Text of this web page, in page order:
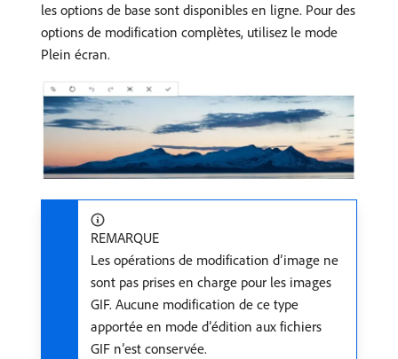
les options de base sont disponibles en ligne. Pour des
options de modification complètes, utilisez le mode
Plein écran.
REMARQUE
Les opérations de modification d’image ne
sont pas prises en charge pour les images
GIF. Aucune modification de ce type
apportée en mode d’édition aux fichiers
GIF n’est conservée.